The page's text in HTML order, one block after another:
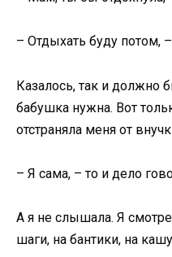
– Отдыхать буду потом,
Казалось, так и должно
бабушка нужна. Вот
отстраняла меня от
– Я сама, – то и дело
А я не слышала. Я
шаги, на бантики, на